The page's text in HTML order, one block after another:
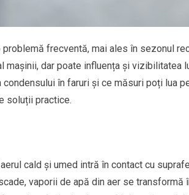
frecventă, mai ales în sezonul
dar poate influența și vizibilitatea
în faruri și ce măsuri poți lua
soluții practice.
cald și umed intră în contact cu
vaporii de apă din aer se transformă